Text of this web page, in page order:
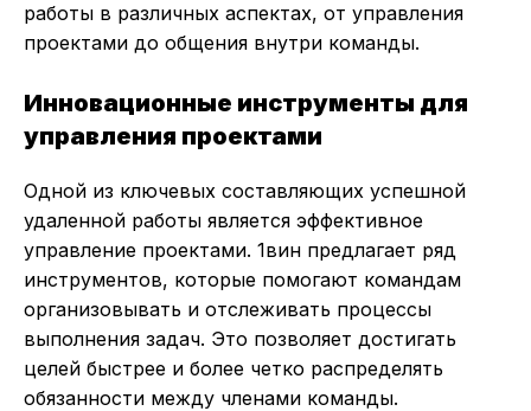
работы в различных аспектах, от управления
проектами до общения внутри команды.
Инновационные инструменты для
управления проектами
Одной из ключевых составляющих успешной
удаленной работы является эффективное
управление проектами. 1вин предлагает ряд
инструментов, которые помогают командам
организовывать и отслеживать процессы
выполнения задач. Это позволяет достигать
целей быстрее и более четко распределять
обязанности между членами команды.